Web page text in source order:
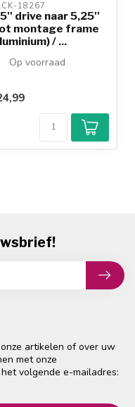
18267
drive naar 5,25''
montage frame
/ ...
Op voorraad
artikelen of over uw
met onze
volgende e-mailadres: